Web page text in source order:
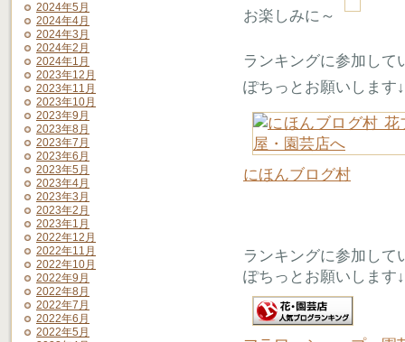
2024年5月
2024年4月
2024年3月
2024年2月
2024年1月
2023年12月
2023年11月
2023年10月
2023年9月
2023年8月
2023年7月
2023年6月
2023年5月
2023年4月
2023年3月
2023年2月
2023年1月
2022年12月
2022年11月
2022年10月
2022年9月
2022年8月
2022年7月
2022年6月
2022年5月
お楽しみに～
ランキングに参加して
ぽちっとお願いします↓
にほんブログ村
ランキングに参加して
ぽちっとお願いします↓